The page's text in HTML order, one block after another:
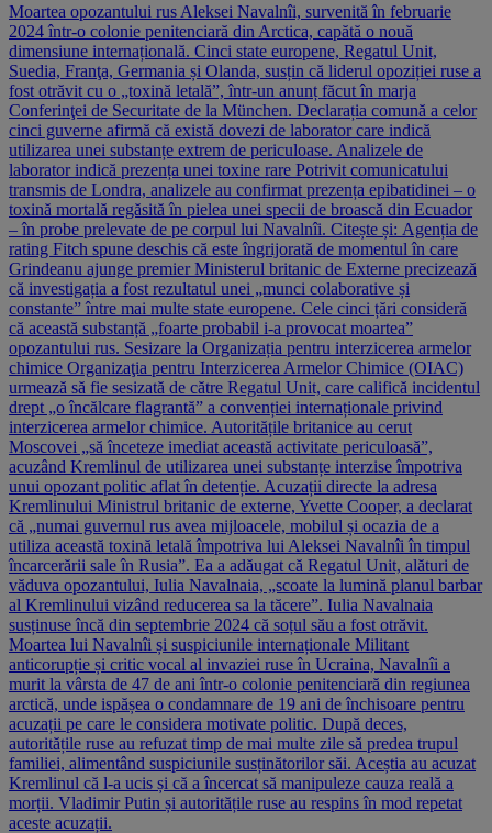
Moartea opozantului rus Aleksei Navalnîi, survenită în februarie
2024 într-o colonie penitenciară din Arctica, capătă o nouă
dimensiune internațională. Cinci state europene, Regatul Unit,
Suedia, Franţa, Germania și Olanda, susțin că liderul opoziției ruse a
fost otrăvit cu o „toxină letală”, într-un anunț făcut în marja
Conferinţei de Securitate de la München. Declarația comună a celor
cinci guverne afirmă că există dovezi de laborator care indică
utilizarea unei substanțe extrem de periculoase. Analizele de
laborator indică prezența unei toxine rare Potrivit comunicatului
transmis de Londra, analizele au confirmat prezența epibatidinei – o
toxină mortală regăsită în pielea unei specii de broască din Ecuador
– în probe prelevate de pe corpul lui Navalnîi. Citește și: Agenția de
rating Fitch spune deschis că este îngrijorată de momentul în care
Grindeanu ajunge premier Ministerul britanic de Externe precizează
că investigația a fost rezultatul unei „munci colaborative și
constante” între mai multe state europene. Cele cinci țări consideră
că această substanță „foarte probabil i-a provocat moartea”
opozantului rus. Sesizare la Organizația pentru interzicerea armelor
chimice Organizaţia pentru Interzicerea Armelor Chimice (OIAC)
urmează să fie sesizată de către Regatul Unit, care califică incidentul
drept „o încălcare flagrantă” a convenției internaționale privind
interzicerea armelor chimice. Autoritățile britanice au cerut
Moscovei „să înceteze imediat această activitate periculoasă”,
acuzând Kremlinul de utilizarea unei substanțe interzise împotriva
unui opozant politic aflat în detenție. Acuzații directe la adresa
Kremlinului Ministrul britanic de externe, Yvette Cooper, a declarat
că „numai guvernul rus avea mijloacele, mobilul și ocazia de a
utiliza această toxină letală împotriva lui Aleksei Navalnîi în timpul
încarcerării sale în Rusia”. Ea a adăugat că Regatul Unit, alături de
văduva opozantului, Iulia Navalnaia, „scoate la lumină planul barbar
al Kremlinului vizând reducerea sa la tăcere”. Iulia Navalnaia
susținuse încă din septembrie 2024 că soțul său a fost otrăvit.
Moartea lui Navalnîi și suspiciunile internaționale Militant
anticorupție și critic vocal al invaziei ruse în Ucraina, Navalnîi a
murit la vârsta de 47 de ani într-o colonie penitenciară din regiunea
arctică, unde ispășea o condamnare de 19 ani de închisoare pentru
acuzații pe care le considera motivate politic. După deces,
autoritățile ruse au refuzat timp de mai multe zile să predea trupul
familiei, alimentând suspiciunile susținătorilor săi. Aceștia au acuzat
Kremlinul că l-a ucis și că a încercat să manipuleze cauza reală a
morții. Vladimir Putin și autoritățile ruse au respins în mod repetat
aceste acuzații.